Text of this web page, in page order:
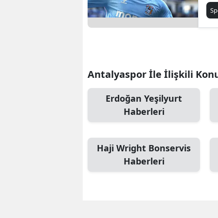
Antalyaspor İle İlişkili
Erdoğan Yeşilyurt
Haberleri
Haji Wright Bonservis
Haberleri